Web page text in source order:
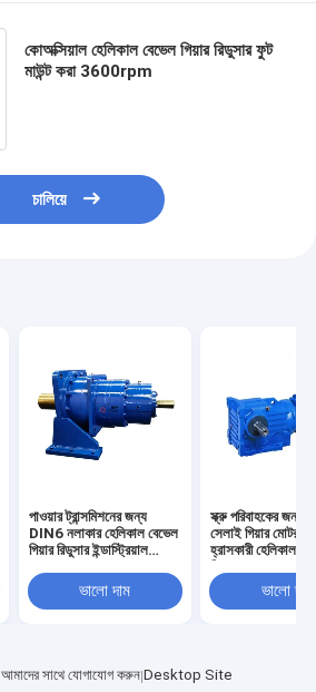
কোঅক্সিয়াল হেলিকাল বেভেল গিয়ার রিডুসার ফুট
মাউন্ট করা 3600rpm
চালিয়ে
পাওয়ার ট্রান্সমিশনের জন্য
DIN6 নলাকার হেলিকাল বেভেল
গিয়ার রিডুসার ইন্ডাস্ট্রিয়াল
ভালো দাম
স্ক্রু পরিবাহকের জন্য
সেলাই গিয়ার মোটর
হ্রাসকারী হেলিকাল
ভালো দাম
আমাদের সাথে যোগাযোগ করুন Desktop Site